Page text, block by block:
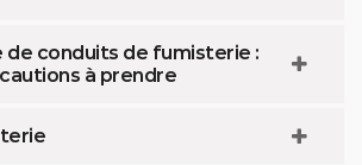
de conduits de fumisterie :
à prendre